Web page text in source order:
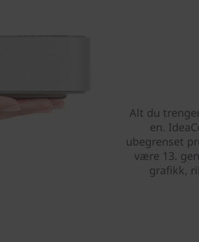
Alt du
en.
ubegrenset
være 13.
grafikk,